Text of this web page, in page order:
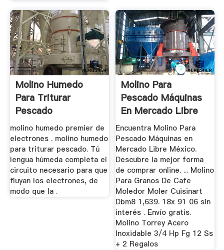
Molino Humedo
Para Triturar
Pescado
molino humedo premier de
electrones . molino humedo
para triturar pescado. Tú
lengua húmeda completa el
circuito necesario para que
fluyan los electrones, de
modo que la .
Molino Para
Pescado Máquinas
En Mercado Libre
México
Encuentra Molino Para
Pescado Máquinas en
Mercado Libre México.
Descubre la mejor forma
de comprar online. ... Molino
Para Granos De Cafe
Moledor Moler Cuisinart
Dbm8 1,639. 18x 91 06 sin
interés . Envío gratis.
Molino Torrey Acero
Inoxidable 3/4 Hp Fg 12 Ss
+ 2 Regalos